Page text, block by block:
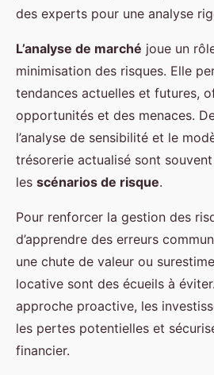
des experts pour une analyse
L’analyse de marché joue un
minimisation des risques. Elle
tendances actuelles et futures,
opportunités et des menaces.
l’analyse de sensibilité et le
trésorerie actualisé sont
les scénarios de risque.
Pour renforcer la gestion des
d’apprendre des erreurs
une chute de valeur ou
locative sont des écueils à
approche proactive, les
les pertes potentielles et
financier.